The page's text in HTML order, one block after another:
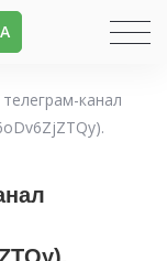
канал